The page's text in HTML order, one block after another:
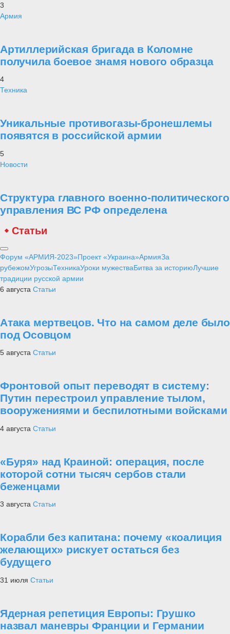
3
Армия
Артиллерийская бригада в Коломне
получила боевое знамя нового образца
4
Техника
Уникальные противогазы-бронешлемы
появятся в российской армии
5
Новости
Структура главного военно-политического
управления ВС РФ определена
Статьи
Форум «АРМИЯ-2023»Проект «Украина»АрмияЗа
рубежомУгрозыТехникаУроки мужестваБитва за историюЛучшие
традиции русской армии
6 августа Статьи
Атака мертвецов. Что на самом деле было
под Осовцом
5 августа Статьи
Фронтовой опыт переводят в систему:
Путин перестроил управление тылом,
вооружениями и беспилотными войсками
4 августа Статьи
«Буря» над Краиной: операция, после
которой сотни тысяч сербов стали
беженцами
3 августа Статьи
Корабли без капитана: почему «коалиция
желающих» рискует остаться без
будущего
31 июля Статьи
Ядерная репетиция Европы: Грушко
назвал маневры Франции и Германии